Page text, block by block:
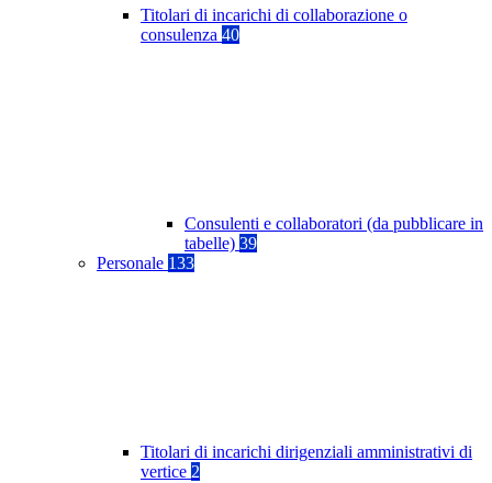
Titolari di incarichi di collaborazione o
consulenza 40
Consulenti e collaboratori (da pubblicare in
tabelle) 39
Personale 133
Titolari di incarichi dirigenziali amministrativi di
vertice 2